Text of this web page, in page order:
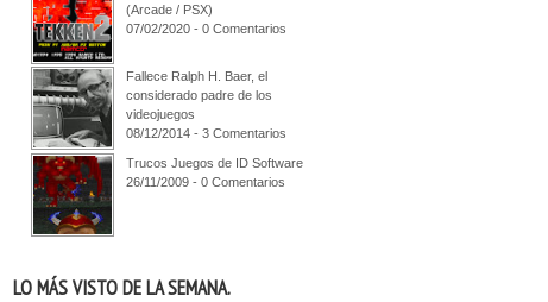
(Arcade / PSX)
07/02/2020 - 0 Comentarios
Fallece Ralph H. Baer, el
considerado padre de los
videojuegos
08/12/2014 - 3 Comentarios
Trucos Juegos de ID Software
26/11/2009 - 0 Comentarios
LO MÁS VISTO DE LA SEMANA.